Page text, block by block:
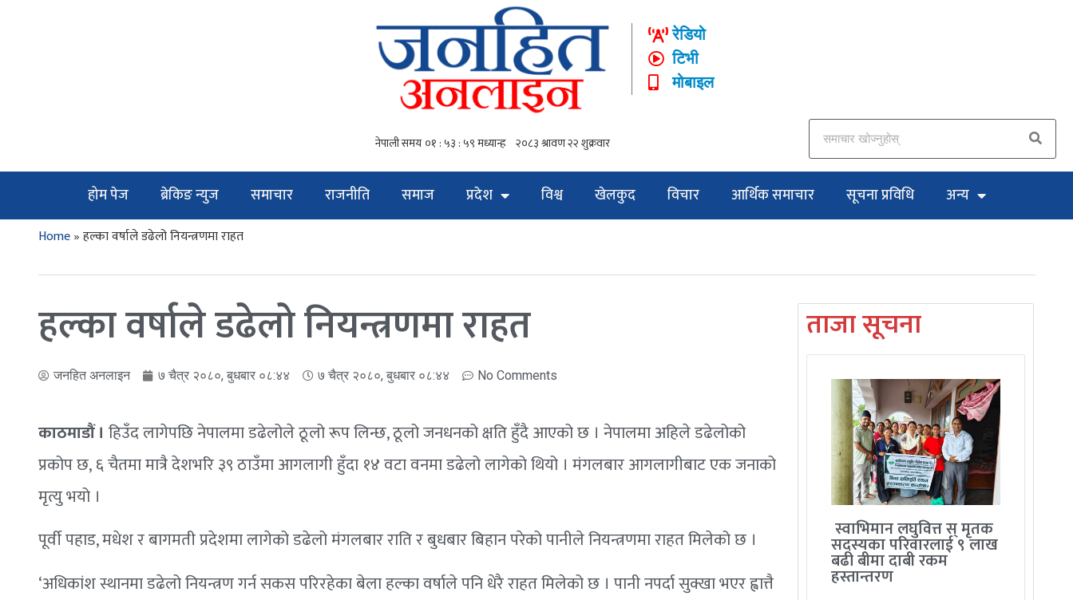
रेडियो
टिभी
मोबाइल
होम पेज ब्रेकिङ न्युज समाचार राजनीति समाज प्रदेश विश्व खेलकुद विचार आर्थिक समाचार सूचना प्रविधि अन्य
Home»हल्का वर्षाले डढेलो नियन्त्रणमा राहत
हल्का वर्षाले डढेलो नियन्त्रणमा राहत
जनहित अनलाइन ७ चैत्र २०८०, बुधबार ०८:४४ ७ चैत्र २०८०, बुधबार ०८:४४ No Comments
काठमाडौं । हिउँद लागेपछि नेपालमा डढेलोले ठूलो रूप लिन्छ, ठूलो जनधनको क्षति हुँदै आएको छ । नेपालमा अहिले डढेलोको
प्रकोप छ, ६ चैतमा मात्रै देशभरि ३९ ठाउँमा आगलागी हुँदा १४ वटा वनमा डढेलो लागेको थियो । मंगलबार आगलागीबाट एक जनाको
मृत्यु भयो ।
पूर्वी पहाड, मधेश र बागमती प्रदेशमा लागेको डढेलो मंगलबार राति र बुधबार बिहान परेको पानीले नियन्त्रणमा राहत मिलेको छ ।
‘अधिकांश स्थानमा डढेलो नियन्त्रण गर्न सकस परिरहेका बेला हल्का वर्षाले पनि धेरै राहत मिलेको छ । पानी नपर्दा सुक्खा भएर ह्वात्तै
ताजा सूचना
स्वाभिमान लघुवित्त स् मृतक
सदस्यका परिवारलाई ९ लाख
बढी बीमा दाबी रकम
हस्तान्तरण